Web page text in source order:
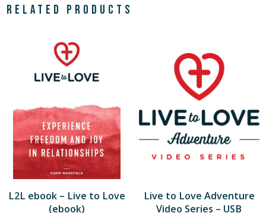
Related products
L2L ebook – Live to Love
(ebook)
Live to Love Adventure
Video Series – USB